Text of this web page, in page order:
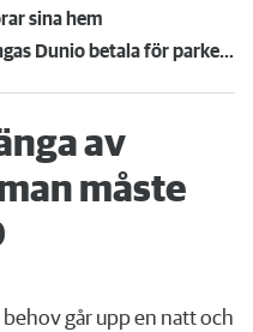
sina hem
Gratisplatser försvinner - nu tvingas Dunio betala för parkeringen
av
måste
går upp en natt och